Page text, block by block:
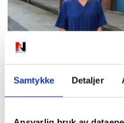
Samtykke Detaljer
Leger får
være å